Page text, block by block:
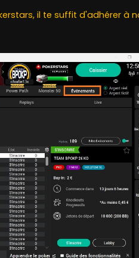
il te suffit d'adhérer à